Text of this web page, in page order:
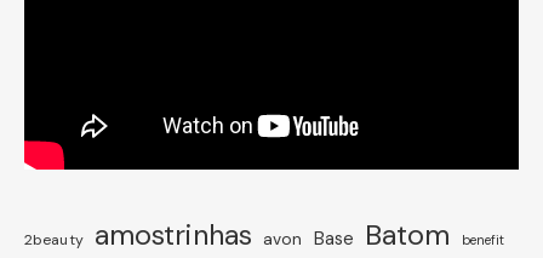
2beauty amostrinhas avon Base Batom benefit